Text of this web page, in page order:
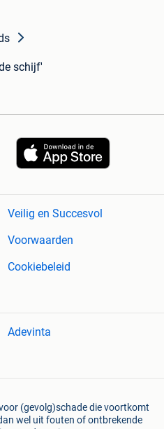
schijf'
Veilig en Succesvol
Voorwaarden
Cookiebeleid
Adevinta
(gevolg)schade die voortkomt
wel uit fouten of ontbrekende